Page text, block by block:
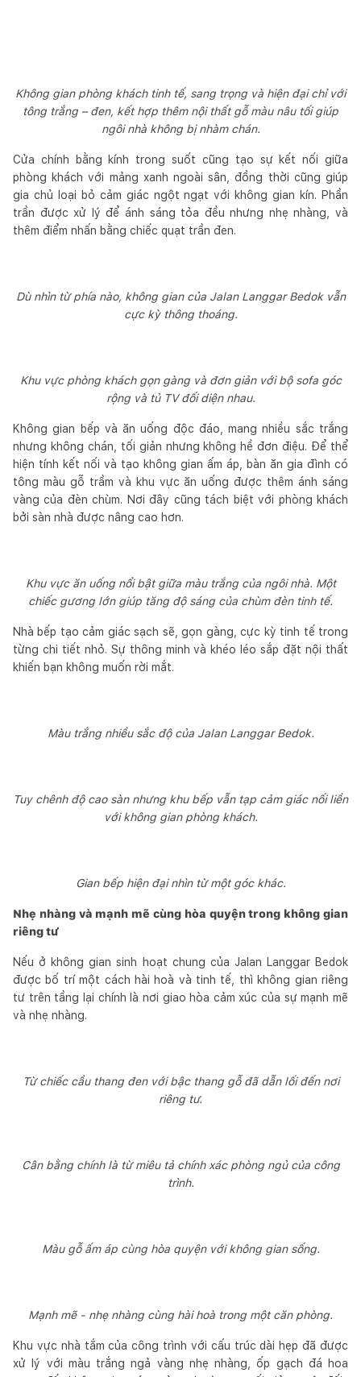
Không gian phòng khách tinh tế, sang trọng và hiện đại chỉ với
tông trắng – đen, kết hợp thêm nội thất gỗ màu nâu tối giúp
ngôi nhà không bị nhàm chán.
Cửa chính bằng kính trong suốt cũng tạo sự kết nối giữa
phòng khách với mảng xanh ngoài sân, đồng thời cũng giúp
gia chủ loại bỏ cảm giác ngột ngạt với không gian kín. Phần
trần được xử lý để ánh sáng tỏa đều nhưng nhẹ nhàng, và
thêm điểm nhấn bằng chiếc quạt trần đen.
Dù nhìn từ phía nào, không gian của Jalan Langgar Bedok vẫn
cực kỳ thông thoáng.
Khu vực phòng khách gọn gàng và đơn giản với bộ sofa góc
rộng và tủ TV đối diện nhau.
Không gian bếp và ăn uống độc đáo, mang nhiều sắc trắng
nhưng không chán, tối giản nhưng không hề đơn điệu. Để thể
hiện tính kết nối và tạo không gian ấm áp, bàn ăn gia đình có
tông màu gỗ trầm và khu vực ăn uống được thêm ánh sáng
vàng của đèn chùm. Nơi đây cũng tách biệt với phòng khách
bởi sàn nhà được nâng cao hơn.
Khu vực ăn uống nổi bật giữa màu trắng của ngôi nhà. Một
chiếc gương lớn giúp tăng độ sáng của chùm đèn tinh tế.
Nhà bếp tạo cảm giác sạch sẽ, gọn gàng, cực kỳ tinh tế trong
từng chi tiết nhỏ. Sự thông minh và khéo léo sắp đặt nội thất
khiến bạn không muốn rời mắt.
Màu trắng nhiều sắc độ của Jalan Langgar Bedok.
Tuy chênh độ cao sàn nhưng khu bếp vẫn tạp cảm giác nối liền
với không gian phòng khách.
Gian bếp hiện đại nhìn từ một góc khác.
Nhẹ nhàng và mạnh mẽ cùng hòa quyện trong không gian
riêng tư
Nếu ở không gian sinh hoạt chung của Jalan Langgar Bedok
được bố trí một cách hài hoà và tinh tế, thì không gian riêng
tư trên tầng lại chính là nơi giao hòa cảm xúc của sự mạnh mẽ
và nhẹ nhàng.
Từ chiếc cầu thang đen với bậc thang gỗ đã dẫn lối đến nơi
riêng tư.
Cân bằng chính là từ miêu tả chính xác phòng ngủ của công
trình.
Màu gỗ ấm áp cùng hòa quyện với không gian sống.
Mạnh mẽ - nhẹ nhàng cùng hài hoà trong một căn phòng.
Khu vực nhà tắm của công trình với cấu trúc dài hẹp đã được
xử lý với màu trắng ngả vàng nhẹ nhàng, ốp gạch đá hoa